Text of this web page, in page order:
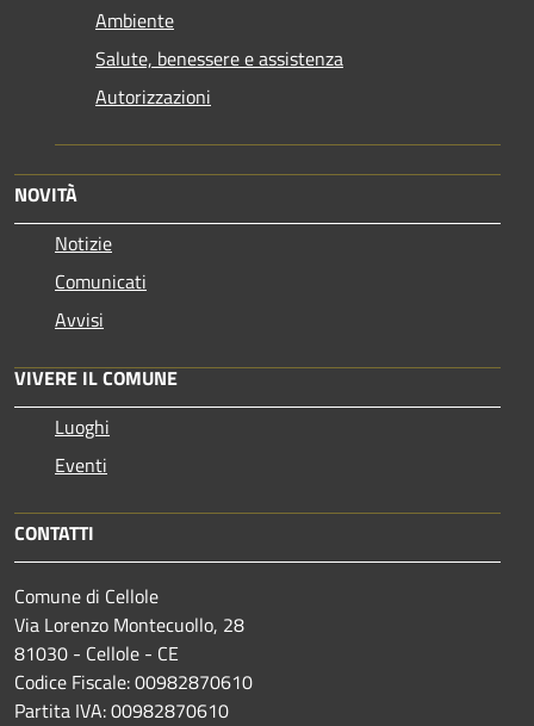
Ambiente
Salute, benessere e assistenza
Autorizzazioni
NOVITÀ
Notizie
Comunicati
Avvisi
VIVERE IL COMUNE
Luoghi
Eventi
CONTATTI
Comune di Cellole
Via Lorenzo Montecuollo, 28
81030 - Cellole - CE
Codice Fiscale: 00982870610
Partita IVA: 00982870610